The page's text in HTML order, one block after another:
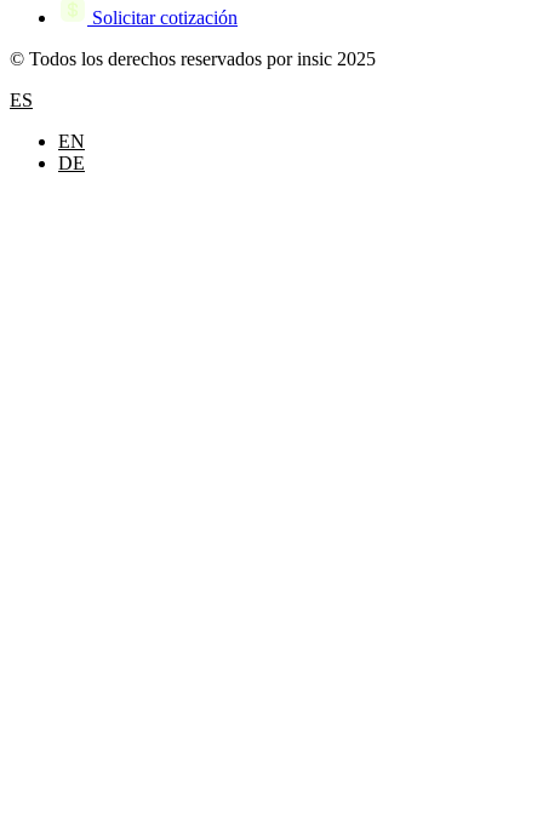
Solicitar cotización
© Todos los derechos reservados por insic 2025
ES
EN
DE